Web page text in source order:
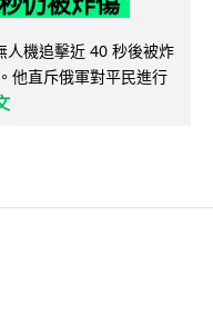
人機追擊近 40 秒後被炸
他直斥俄軍對平民進行